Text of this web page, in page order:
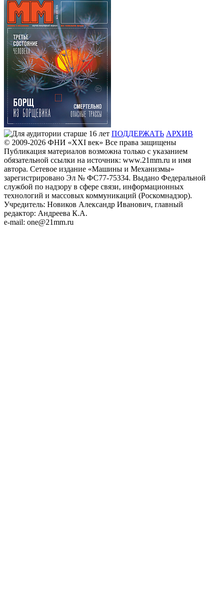
ПОДДЕРЖАТЬ АРХИВ
© 2009-2026 ФHИ «XXI век» Все права защищены
Публикация материалов возможна только с указанием
обязательной ссылки на источник: www.21mm.ru и имя
автора. Сетевое издание «Машины и Механизмы»
зарегистрировано Эл № ФС77-75334. Выдано Федеральной
службой по надзору в сфере связи, информационных
технологий и массовых коммуникаций (Роскомнадзор).
Учредитель: Новиков Александр Иванович, главный
редактор: Андреева К.А.
e-mail: one@21mm.ru